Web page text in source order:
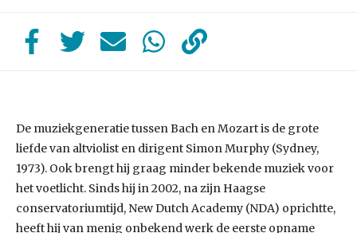
De muziekgeneratie tussen Bach en Mozart is de grote
liefde van altviolist en dirigent Simon Murphy (Sydney,
1973). Ook brengt hij graag minder bekende muziek voor
het voetlicht. Sinds hij in 2002, na zijn Haagse
conservatoriumtijd, New Dutch Academy (NDA) oprichtte,
heeft hij van menig onbekend werk de eerste opname